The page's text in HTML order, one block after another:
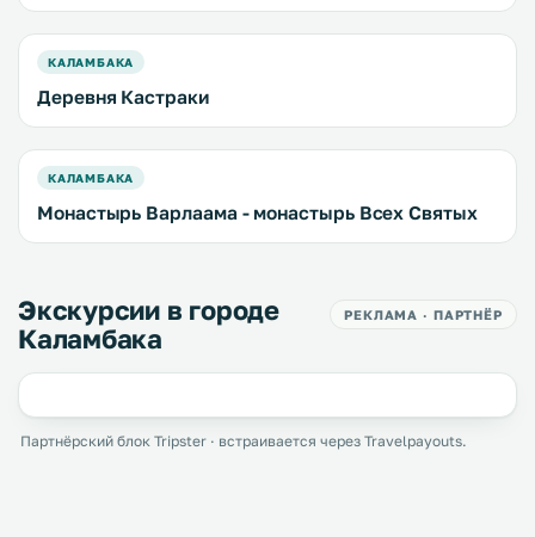
КАЛАМБАКА
Деревня Кастраки
КАЛАМБАКА
Монастырь Варлаама - монастырь Всех Святых
Экскурсии в городе
Каламбака
РЕКЛАМА · ПАРТНЁР
Партнёрский блок Tripster · встраивается через Travelpayouts.